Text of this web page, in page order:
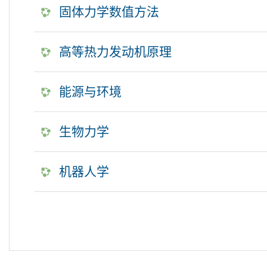
固体力学数值方法
高等热力发动机原理
能源与环境
生物力学
机器人学